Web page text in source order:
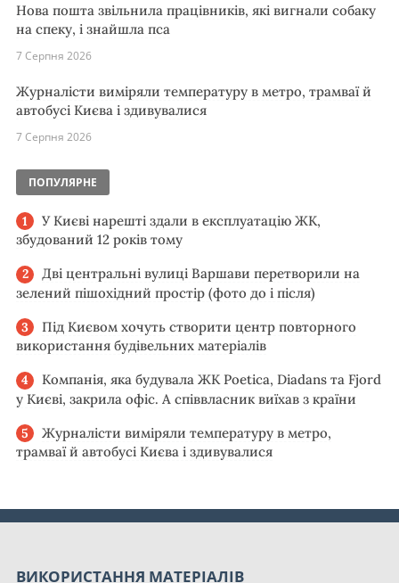
Нова пошта звільнила працівників, які вигнали собаку
на спеку, і знайшла пса
7 Серпня 2026
Журналісти виміряли температуру в метро, трамваї й
автобусі Києва і здивувалися
7 Серпня 2026
ПОПУЛЯРНЕ
У Києві нарешті здали в експлуатацію ЖК,
збудований 12 років тому
Дві центральні вулиці Варшави перетворили на
зелений пішохідний простір (фото до і після)
Під Києвом хочуть створити центр повторного
використання будівельних матеріалів
Компанія, яка будувала ЖК Poetica, Diadans та Fjord
у Києві, закрила офіс. А співвласник виїхав з країни
Журналісти виміряли температуру в метро,
трамваї й автобусі Києва і здивувалися
ВИКОРИСТАННЯ МАТЕРІАЛІВ